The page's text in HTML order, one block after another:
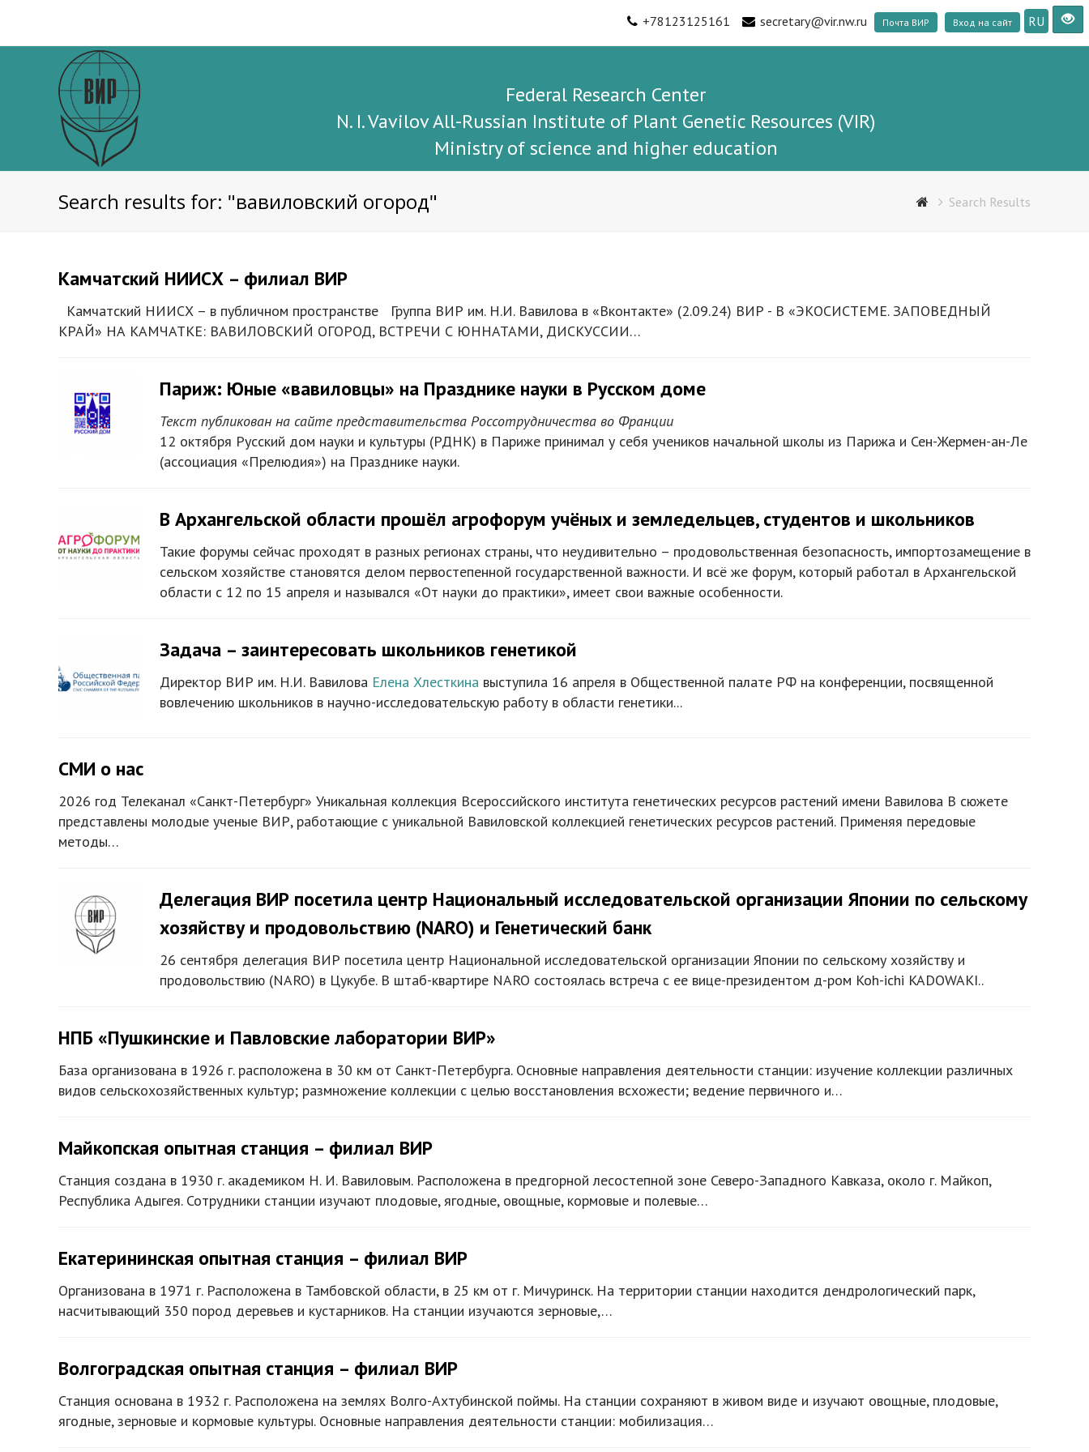
+78123125161 secretary@vir.nw.ru Почта ВИР Вход на сайт RU
Federal Research Center
N. I. Vavilov All-Russian Institute of Plant Genetic Resources (VIR)
Ministry of science and higher education
Search results for: "вавиловский огород" Search Results
Камчатский НИИСХ – филиал ВИР
Камчатский НИИСХ – в публичном пространстве Группа ВИР им. Н.И. Вавилова в «Вконтакте» (2.09.24) ВИР - В «ЭКОСИСТЕМЕ. ЗАПОВЕДНЫЙ
КРАЙ» НА КАМЧАТКЕ: ВАВИЛОВСКИЙ ОГОРОД, ВСТРЕЧИ С ЮННАТАМИ, ДИСКУССИИ…
Париж: Юные «вавиловцы» на Празднике науки в Русском доме
Текст публикован на сайте представительства Россотрудничества во Франции
12 октября Русский дом науки и культуры (РДНК) в Париже принимал у себя учеников начальной школы из Парижа и Сен-Жермен-ан-Ле
(ассоциация «Прелюдия») на Празднике науки.
В Архангельской области прошёл агрофорум учёных и земледельцев, студентов и школьников
Такие форумы сейчас проходят в разных регионах страны, что неудивительно – продовольственная безопасность, импортозамещение в
сельском хозяйстве становятся делом первостепенной государственной важности. И всё же форум, который работал в Архангельской
области с 12 по 15 апреля и назывался «От науки до практики», имеет свои важные особенности.
Задача – заинтересовать школьников генетикой
Директор ВИР им. Н.И. Вавилова Елена Хлесткина выступила 16 апреля в Общественной палате РФ на конференции, посвященной
вовлечению школьников в научно-исследовательскую работу в области генетики...
СМИ о нас
2026 год Телеканал «Санкт-Петербург» Уникальная коллекция Всероссийского института генетических ресурсов растений имени Вавилова В сюжете
представлены молодые ученые ВИР, работающие с уникальной Вавиловской коллекцией генетических ресурсов растений. Применяя передовые
методы…
Делегация ВИР посетила центр Национальный исследовательской организации Японии по сельскому
хозяйству и продовольствию (NARO) и Генетический банк
26 сентября делегация ВИР посетила центр Национальной исследовательской организации Японии по сельскому хозяйству и
продовольствию (NARO) в Цукубе. В штаб-квартире NARO состоялась встреча с ее вице-президентом д-ром Koh-ichi KADOWAKI..
НПБ «Пушкинские и Павловские лаборатории ВИР»
База организована в 1926 г. расположена в 30 км от Санкт-Петербурга. Основные направления деятельности станции: изучение коллекции различных
видов сельскохозяйственных культур; размножение коллекции с целью восстановления всхожести; ведение первичного и…
Майкопская опытная станция – филиал ВИР
Станция создана в 1930 г. академиком Н. И. Вавиловым. Расположена в предгорной лесостепной зоне Северо-Западного Кавказа, около г. Майкоп,
Республика Адыгея. Сотрудники станции изучают плодовые, ягодные, овощные, кормовые и полевые…
Екатерининская опытная станция – филиал ВИР
Организована в 1971 г. Расположена в Тамбовской области, в 25 км от г. Мичуринск. На территории станции находится дендрологический парк,
насчитывающий 350 пород деревьев и кустарников. На станции изучаются зерновые,…
Волгоградская опытная станция – филиал ВИР
Станция основана в 1932 г. Расположена на землях Волго-Ахтубинской поймы. На станции сохраняют в живом виде и изучают овощные, плодовые,
ягодные, зерновые и кормовые культуры. Основные направления деятельности станции: мобилизация…